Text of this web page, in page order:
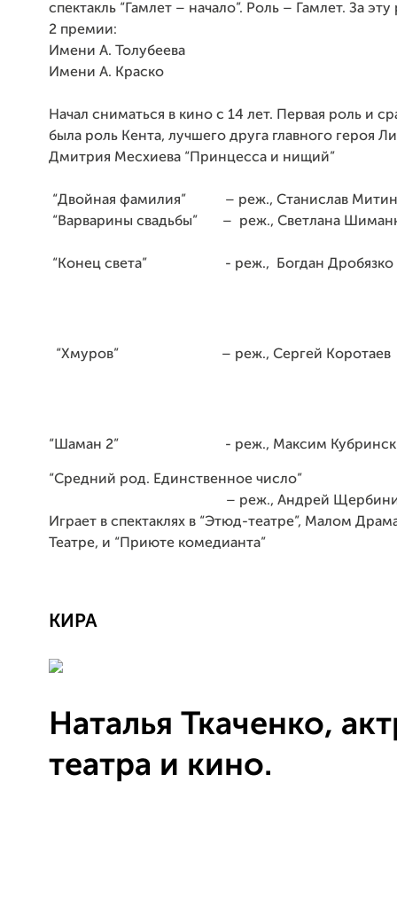
спектакль “Гамлет – начало”. Роль – Гамлет. За
2 премии:
Имени А. Толубеева
Имени А. Краско
Начал сниматься в кино с 14 лет. Первая роль и
была роль Кента, лучшего друга главного героя
Дмитрия Месхиева “Принцесса и нищий”
“Двойная фамилия” – реж., Станислав
“Варварины свадьбы” – реж., Светлана
“Конец света” - реж., Богдан Дробязко
“Хмуров” – реж., Сергей Коротаев
“Шаман 2” - реж., Максим
“Средний род. Единственное число”
– реж., Андрей
Играет в спектаклях в “Этюд-театре”, Малом
Театре, и “Приюте комедианта”
КИРА
Наталья Ткаченко,
театра и кино.